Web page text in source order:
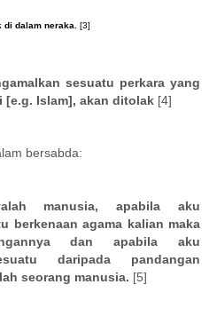
dalam neraka. [3]
sesuatu perkara yang
[e.g. Islam], akan ditolak [4]
bersabda:
manusia, apabila aku
berkenaan agama kalian maka
dan apabila aku
daripada pandangan
seorang manusia. [5]